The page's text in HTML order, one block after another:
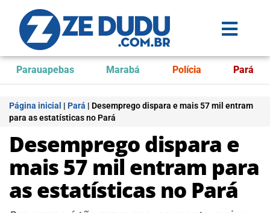
Parauapebas Marabá Polícia Pará
Página inicial | Pará | Desemprego dispara e mais 57 mil entram
para as estatísticas no Pará
Desemprego dispara e
mais 57 mil entram para
as estatísticas no Pará